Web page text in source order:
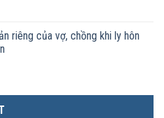
riêng của vợ, chồng khi ly hôn